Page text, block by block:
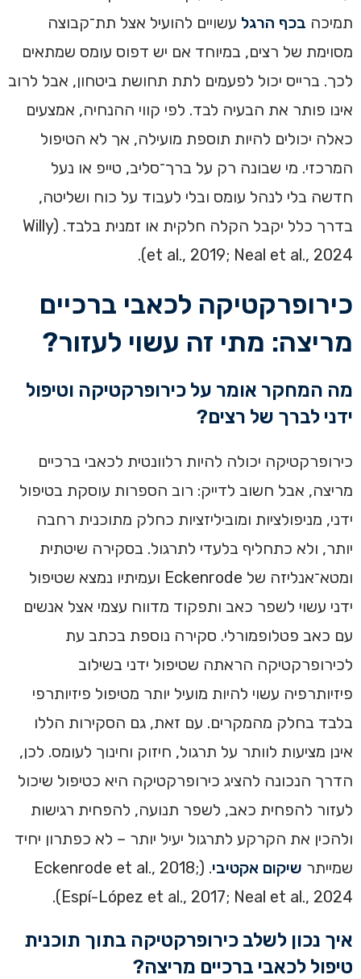
תמיכה בכף הרגל עשויים להועיל אצל תת־קבוצה
מסוימת של רצים, במיוחד אם יש דפוס עומס שמתאים
לכך. ברייס יכול לפעמים לתת תחושת ביטחון, אבל לרוב
אינו פותר את הבעיה לבד. לפי קווי ההנחיה, אמצעים
כאלה יכולים להיות תוספת מועילה, אך לא הטיפול
המרכזי. מי שבונה רק על ברך־סליב, טייפ או נעל
חדשה בלי לנהל עומס ובלי לעבוד על כוח ושליטה,
בדרך כלל יקבל הקלה חלקית או זמנית בלבד. (Willy
et al., 2019; Neal et al., 2024).
כירופרקטיקה לכאבי ברכיים
מריצה: מתי זה עשוי לעזור?
מה המחקר אומר על כירופרקטיקה וטיפול
ידני לברך של רצים?
כירופרקטיקה יכולה להיות רלוונטית לכאבי ברכיים
מריצה, אבל חשוב לדייק: רוב הספרות עוסקת בטיפול
ידני, מניפולציות ומוביליזציות כחלק מתוכנית רחבה
יותר, ולא כתחליף בלעדי לתרגול. בסקירה שיטתית
ומטא־אנליזה של Eckenrode ועמיתיו נמצא שטיפול
ידני עשוי לשפר כאב ותפקוד מדווח עצמי אצל אנשים
עם כאב פטלופמורלי. סקירה נוספת בכתב עת
לכירופרקטיקה הראתה שטיפול ידני בשילוב
פיזיותרפיה עשוי להיות מועיל יותר מטיפול פיזיותרפי
בלבד בחלק מהמקרים. עם זאת, גם הסקירות הללו
אינן מציעות לוותר על תרגול, חיזוק וחינוך לעומס. לכן,
הדרך הנכונה להציג כירופרקטיקה היא כטיפול שיכול
לעזור להפחית כאב, לשפר תנועה, להפחית רגישות
ולהכין את הקרקע לתרגול יעיל יותר – לא כפתרון יחיד
שמייתר שיקום אקטיבי
. (Eckenrode et al., 2018;
Espí-López et al., 2017; Neal et al., 2024).
איך נכון לשלב כירופרקטיקה בתוך תוכנית
טיפול לכאבי ברכיים מריצה?